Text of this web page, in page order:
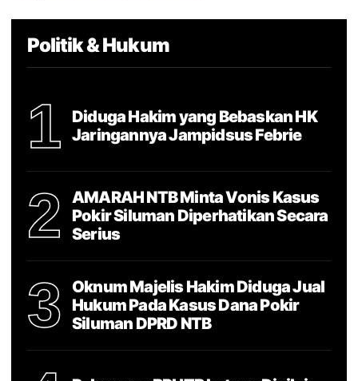
Politik & Hukum
1
Diduga Hakim yang Bebaskan HK
Jaringannya Jampidsus Febrie
2
AMARAH NTB Minta Vonis Kasus
Pokir Siluman Diperhatikan Secara
Serius
3
Oknum Majelis Hakim Diduga Jual
Hukum Pada Kasus Dana Pokir
Siluman DPRD NTB